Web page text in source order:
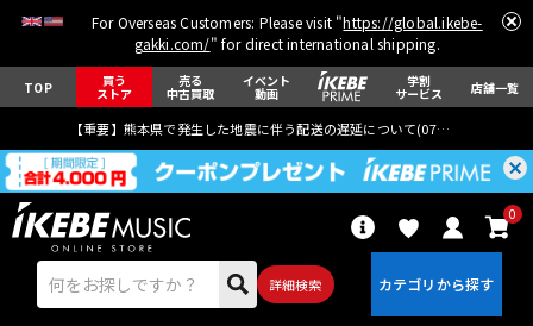
For Overseas Customers: Please visit "https://global.ikebe-
gakki.com/" for direct international shipping.
TOP 買う
ストア
売る
中古買取
イベント
動画
学割
サービス 店舗一覧
【重要】熊本県で発生した地震に伴う配送の遅延について(07月29日
詳細検索
0